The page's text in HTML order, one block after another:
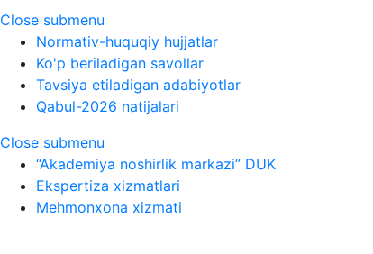
Close submenu
Normativ-huquqiy hujjatlar
Ko'p beriladigan savollar
Tavsiya etiladigan adabiyotlar
Qabul-2026 natijalari
Close submenu
“Akademiya noshirlik markazi” DUK
Ekspertiza xizmatlari
Mehmonxona xizmati